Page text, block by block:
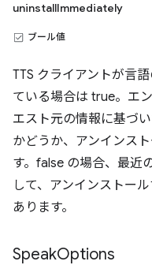
uninstallImmediately
ブール値
TTS クライアントが言
ている場合は true。エ
エスト元の情報に基づ
かどうか、アンインス
す。false の場合、最近
して、アンインストー
あります。
SpeakOptions